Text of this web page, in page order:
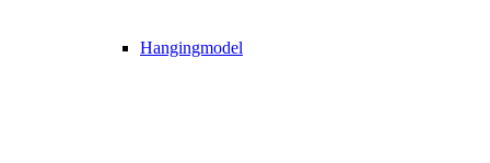
Hangingmodel